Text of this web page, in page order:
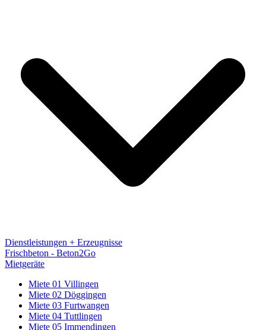
Dienstleistungen + Erzeugnisse
Frischbeton - Beton2Go
Mietgeräte
Miete 01 Villingen
Miete 02 Döggingen
Miete 03 Furtwangen
Miete 04 Tuttlingen
Miete 05 Immendingen